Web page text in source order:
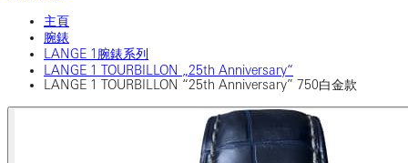
主頁
腕錶
LANGE 1腕錶系列
LANGE 1 TOURBILLON „25th Anniversary“
LANGE 1 TOURBILLON “25th Anniversary” 750白金款